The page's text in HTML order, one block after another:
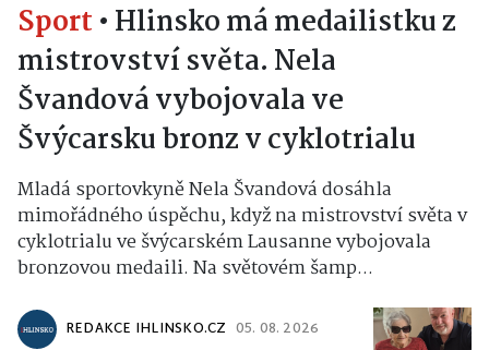
Sport • Hlinsko má medailistku z
mistrovství světa. Nela
Švandová vybojovala ve
Švýcarsku bronz v cyklotrialu
Mladá sportovkyně Nela Švandová dosáhla
mimořádného úspěchu, když na mistrovství světa v
cyklotrialu ve švýcarském Lausanne vybojovala
bronzovou medaili. Na světovém šamp...
REDAKCE IHLINSKO.CZ 05. 08. 2026